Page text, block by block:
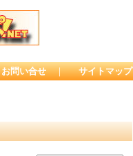
お問い合せ ｜ サイトマップ